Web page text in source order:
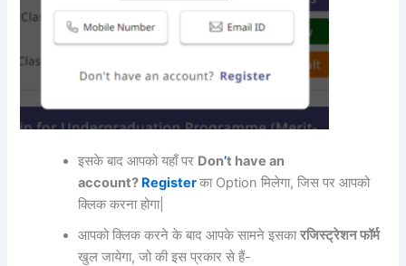
इसके बाद आपको यहाँ पर Don’t have an
account? Registerका Option मिलेगा, जिस पर आपको
क्लिक करना होगा|
आपको क्लिक करने के बाद आपके सामने इसकारजिस्ट्रेशन फॉर्म
खुल जायेगा, जो की इस प्रकार से हैं-